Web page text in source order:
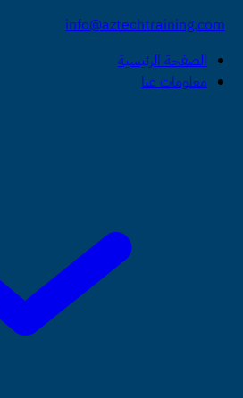
info@aztechtraining.com
الصفحة الرئيسية
معلومات عنا